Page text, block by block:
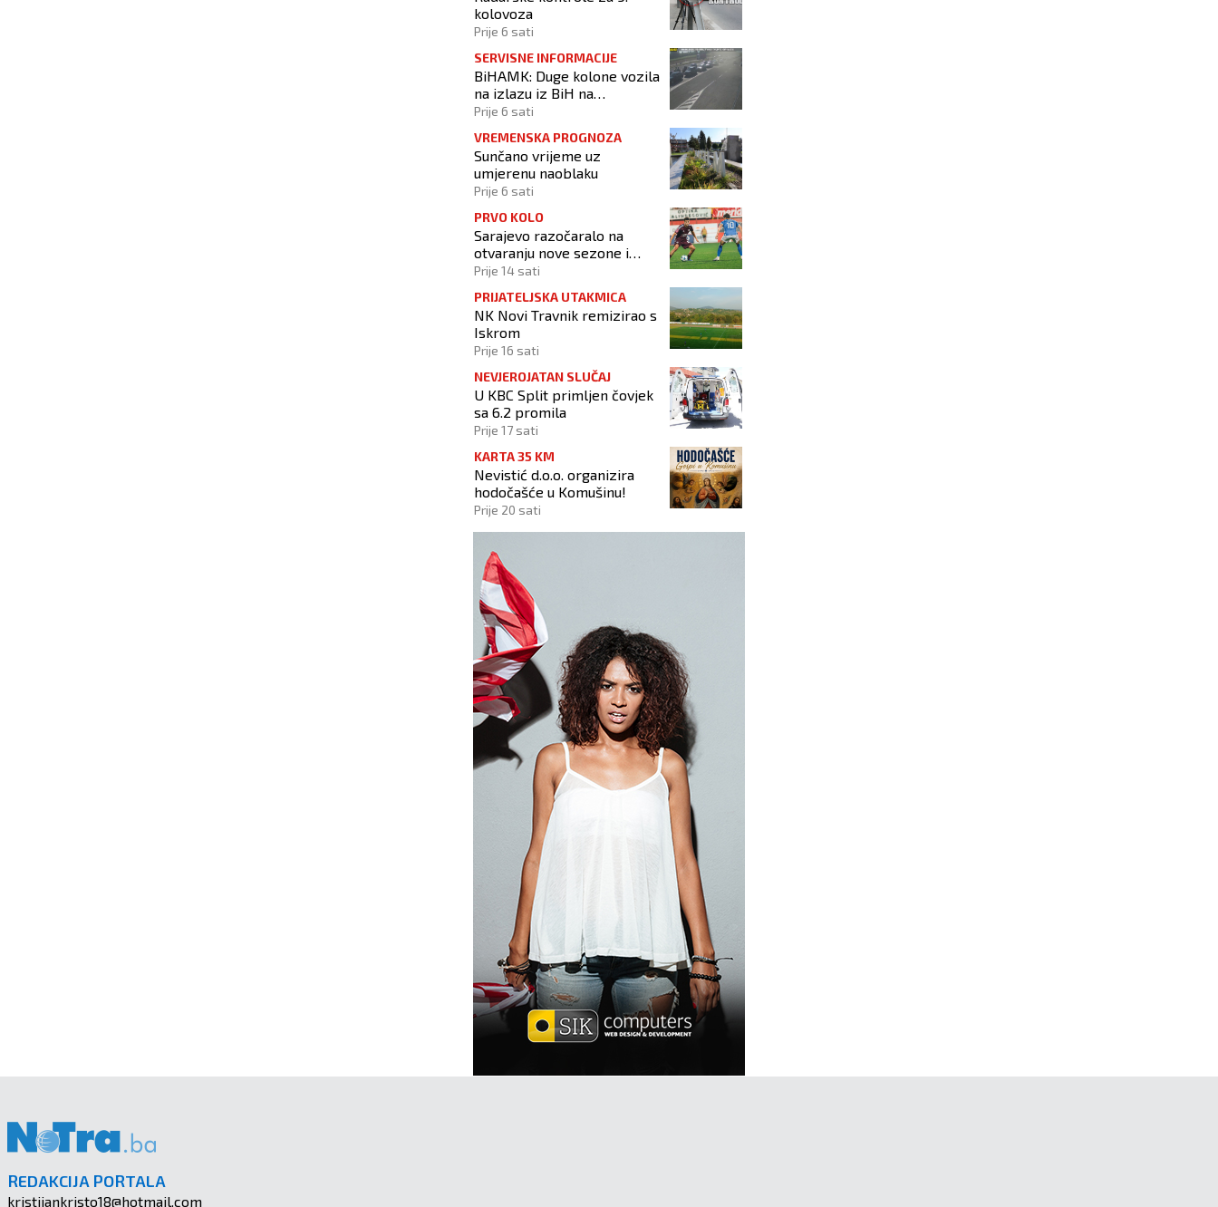
kolovoza
Prije 6 sati
SERVISNE INFORMACIJE
BiHAMK: Duge kolone vozila
na izlazu iz BiH na
graničnim prijelazima!
Prije 6 sati
VREMENSKA PROGNOZA
Sunčano vrijeme uz
umjerenu naoblaku
Prije 6 sati
PRVO KOLO
Sarajevo razočaralo na
otvaranju nove sezone i
osvojilo samo bod u
Prije 14 sati
PRIJATELJSKA UTAKMICA
NK Novi Travnik remizirao s
Iskrom
Prije 16 sati
NEVJEROJATAN SLUČAJ
U KBC Split primljen čovjek
sa 6.2 promila
Prije 17 sati
KARTA 35 KM
Nevistić d.o.o. organizira
hodočašće u Komušinu!
Prije 20 sati
REDAKCIJA PORTALA
kristijankristo18@hotmail.com